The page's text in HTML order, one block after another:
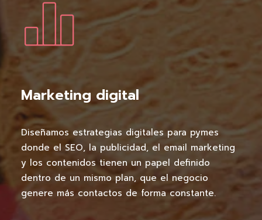
Marketing digital
Diseñamos estrategias digitales para pymes
donde el SEO, la publicidad, el email marketing
y los contenidos tienen un papel definido
dentro de un mismo plan, que el negocio
genere más contactos de forma constante.